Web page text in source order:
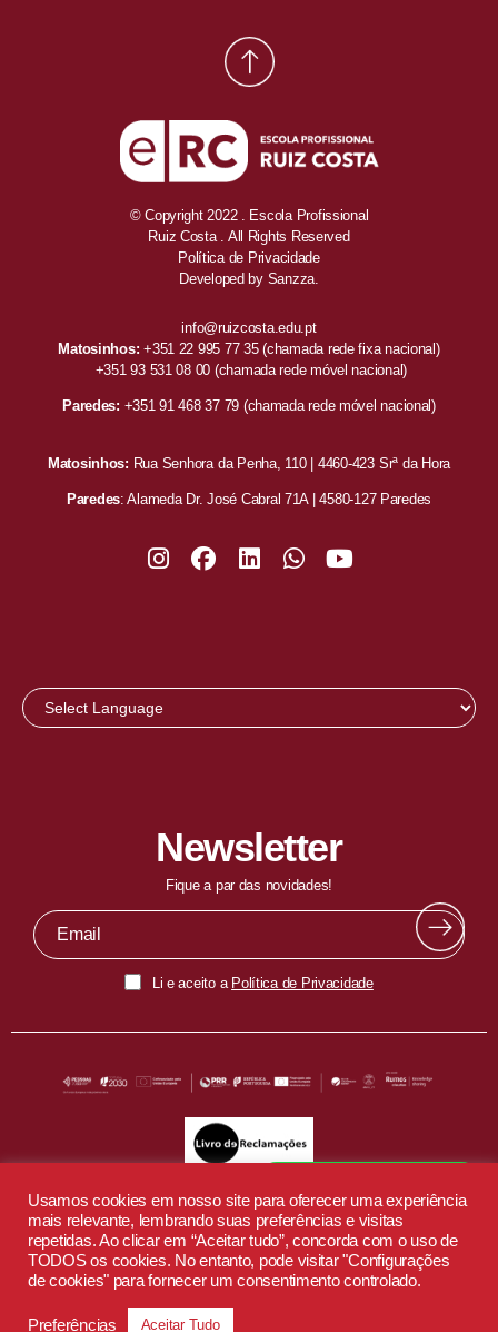
© Copyright 2022 . Escola Profissional
Ruiz Costa . All Rights Reserved
Política de Privacidade
Developed by Sanzza.
info@ruizcosta.edu.pt
Matosinhos: +351 22 995 77 35(chamada rede fixa nacional)
+351 93 531 08 00 (chamada rede móvel nacional)
Paredes: +351 91 468 37 79 (chamada rede móvel nacional)
Matosinhos: Rua Senhora da Penha, 110 | 4460-423 Srª da Hora
Paredes: Alameda Dr. José Cabral 71A | 4580-127 Paredes
Newsletter
Fique a par das novidades!
Li e aceito a Política de Privacidade
Usamos cookies em nosso site para oferecer uma experiência
mais relevante, lembrando suas preferências e visitas
repetidas. Ao clicar em “Aceitar tudo”, concorda com o uso de
TODOS os cookies. No entanto, pode visitar "Configurações
de cookies" para fornecer um consentimento controlado.
Preferências Aceitar Tudo